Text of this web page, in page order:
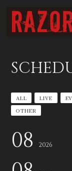
CONTACT
ALL LIVE
OTHER
08 2026